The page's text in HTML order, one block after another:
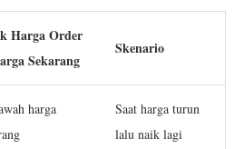
Harga Order
Sekarang
Skenario
harga
Saat harga turun
lalu naik lagi